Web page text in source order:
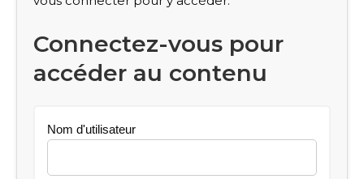
Connectez-vous pour
accéder au contenu
Nom d'utilisateur